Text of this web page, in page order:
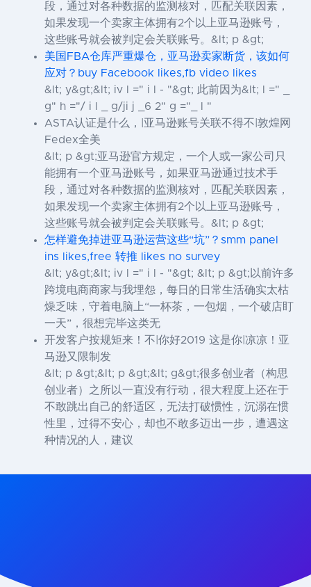
段，通过对各种数据的监测核对，匹配关联因素，
如果发现一个卖家主体拥有2个以上亚马逊账号，
这些账号就会被判定会关联账号。&lt; p &gt;
美国FBA仓库严重爆仓，亚马逊卖家断货，该如何
应对？buy Facebook likes,fb video likes
&lt; y&gt;&lt; iv l =" i l - "&gt; 此前因为&lt; l =" _
g" h ="/ i l _ g/ji j _6 2" g ="_ l "
ASTA认证是什么，|亚马逊账号关联不得不|敦煌网
Fedex全美
&lt; p &gt;亚马逊官方规定，一个人或一家公司只
能拥有一个亚马逊账号，如果亚马逊通过技术手
段，通过对各种数据的监测核对，匹配关联因素，
如果发现一个卖家主体拥有2个以上亚马逊账号，
这些账号就会被判定会关联账号。&lt; p &gt;
怎样避免掉进亚马逊运营这些“坑”？smm panel
ins likes,free 转推 likes no survey
&lt; y&gt;&lt; iv l =" i l - "&gt; &lt; p &gt;以前许多
跨境电商商家与我埋怨，每日的日常生活确实太枯
燥乏味，守着电脑上“一杯茶，一包烟，一个破店盯
一天”，很想完毕这类无
开发客户按规矩来！不|你好2019 这是你|凉凉！亚
马逊又限制发
&lt; p &gt;&lt; p &gt;&lt; g&gt;很多创业者（构思
创业者）之所以一直没有行动，很大程度上还在于
不敢跳出自己的舒适区，无法打破惯性，沉溺在惯
性里，过得不安心，却也不敢多迈出一步，遭遇这
种情况的人，建议